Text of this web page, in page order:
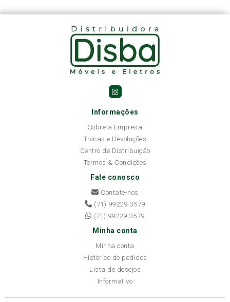
Informações
Sobre a Empresa
Trocas e Devoluções
Centro de Distribuição
Termos & Condições
Fale conosco
Contate-nos
(71) 99229-3579
(71) 99229-3579
Minha conta
Minha conta
Histórico de pedidos
Lista de desejos
Informativo